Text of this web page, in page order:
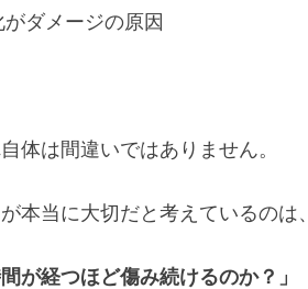
がダメージの原因
体は間違いではありません。
本当に大切だと考えているのは、
が経つほど傷み続けるのか？」